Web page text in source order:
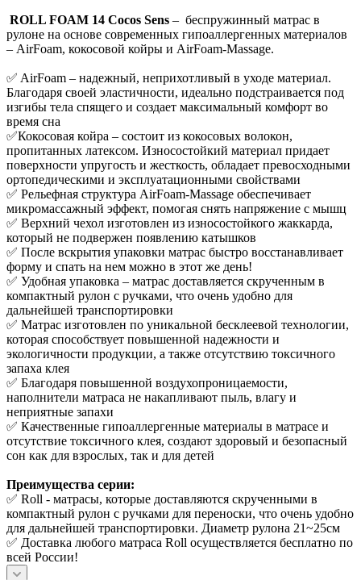
ROLL FOAM 14 Cocos Sens – беспружинный матрас в
рулоне на основе современных гипоаллергенных материалов
– AirFoam, кокосовой койры и AirFoam-Massage.
✅ AirFoam – надежный, неприхотливый в уходе материал.
Благодаря своей эластичности, идеально подстраивается под
изгибы тела спящего и создает максимальный комфорт во
время сна
✅Кокосовая койра – состоит из кокосовых волокон,
пропитанных латексом. Износостойкий материал придает
поверхности упругость и жесткость, обладает превосходными
ортопедическими и эксплуатационными свойствами
✅ Рельефная структура AirFoam-Massage обеспечивает
микромассажный эффект, помогая снять напряжение с мышц
✅ Верхний чехол изготовлен из износостойкого жаккарда,
который не подвержен появлению катышков
✅ После вскрытия упаковки матрас быстро восстанавливает
форму и спать на нем можно в этот же день!
✅ Удобная упаковка – матрас доставляется скрученным в
компактный рулон с ручками, что очень удобно для
дальнейшей транспортировки
✅ Матрас изготовлен по уникальной бесклеевой технологии,
которая способствует повышенной надежности и
экологичности продукции, а также отсутствию токсичного
запаха клея
✅ Благодаря повышенной воздухопроницаемости,
наполнители матраса не накапливают пыль, влагу и
неприятные запахи
✅ Качественные гипоаллергенные материалы в матрасе и
отсутствие токсичного клея, создают здоровый и безопасный
сон как для взрослых, так и для детей
Преимущества серии:
✅ Roll - матрасы, которые доставляются скрученными в
компактный рулон с ручками для переноски, что очень удобно
для дальнейшей транспортировки. Диаметр рулона 21~25см
✅ Доставка любого матраса Roll осуществляется бесплатно по
всей России!